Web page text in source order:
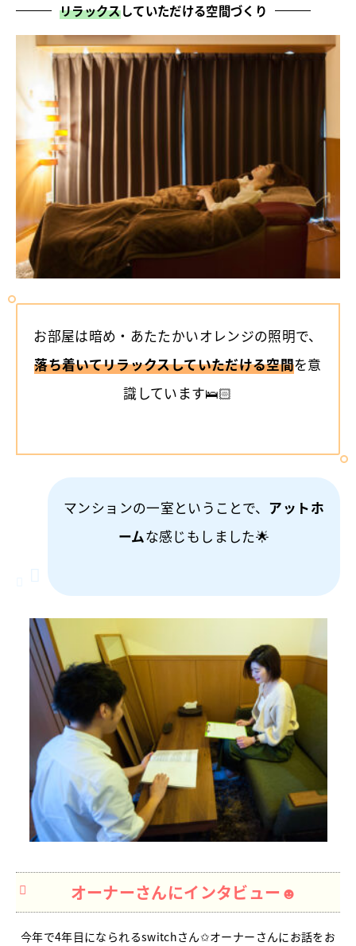
リラックスしていただける空間づくり
お部屋は暗め・あたたかいオレンジの照明で、
落ち着いてリラックスしていただける空間を意
識しています🛌🏻
マンションの一室ということで、 アットホ
ームな感じもしました🌟
オーナーさんにインタビュー☻
今年で4年目になられるswitchさん✩オーナーさんにお話をお